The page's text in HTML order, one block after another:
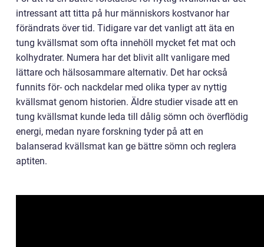
intressant att titta på hur människors kostvanor har
förändrats över tid. Tidigare var det vanligt att äta en
tung kvällsmat som ofta innehöll mycket fet mat och
kolhydrater. Numera har det blivit allt vanligare med
lättare och hälsosammare alternativ. Det har också
funnits för- och nackdelar med olika typer av nyttig
kvällsmat genom historien. Äldre studier visade att en
tung kvällsmat kunde leda till dålig sömn och överflödig
energi, medan nyare forskning tyder på att en
balanserad kvällsmat kan ge bättre sömn och reglera
aptiten.